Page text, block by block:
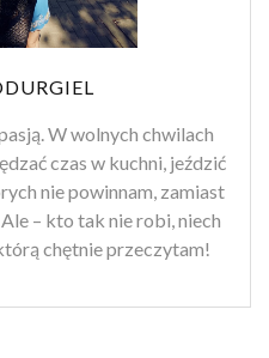
W wolnych chwilach
czas w kuchni, jeździć
nie powinnam, zamiast
– kto tak nie robi, niech
chętnie przeczytam!